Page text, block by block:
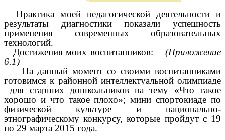
Практика моей педагогической деятельности и
результаты диагностики показали успешность
применения современных образовательных
технологий.
Достижения моих воспитанников: (Приложение
6.1)
На данный момент со своими воспитанниками
готовимся к районной интеллектуальной олимпиаде
для старших дошкольников на тему «Что такое
хорошо и что такое плохо»; мини спортокиаде по
физической культуре и национально-
этнографическому конкурсу, которые пройдут с 19
по 29 марта 2015 года.